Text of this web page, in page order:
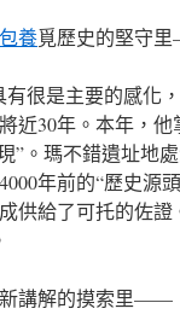
包養覓歷史的堅守
很是主要的感化
近30年。本年，
”。瑪不錯遺址地
年前的“歷史源
供給了可托的佐
新講解的摸索里——